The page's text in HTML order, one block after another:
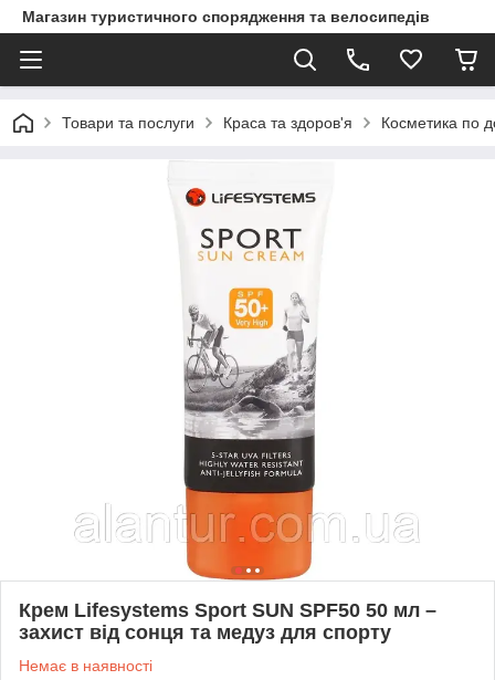
Магазин туристичного спорядження та велосипедів
Товари та послуги Краса та здоров'я Косметика по
Крем Lifesystems Sport SUN SPF50 50 мл –
захист від сонця та медуз для спорту
Немає в наявності